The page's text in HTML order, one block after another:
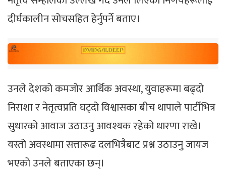
दीर्घकालीन सोचसहित हेर्नुपर्ने बताए।
उनले देशको कमजोर आर्थिक अवस्था, युवाहरूमा बढ्दो
निराशा र नेतृत्वप्रति घट्दो विश्वासका बीच थापाले पार्टीभित्र
सुधारको आवाज उठाउनु आवश्यक रहेको धारणा राखे।
यस्तो अवस्थामा सत्तारूढ दलभित्रैबाट प्रश्न उठाउनु जायज
भएको उनले बताएका छन्।